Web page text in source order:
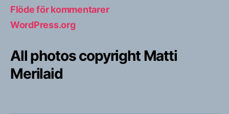
Flöde för kommentarer
WordPress.org
All photos copyright Matti
Merilaid